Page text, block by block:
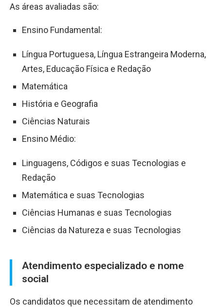
As áreas avaliadas são:
Ensino Fundamental:
Língua Portuguesa, Língua Estrangeira Moderna,
Artes, Educação Física e Redação
Matemática
História e Geografia
Ciências Naturais
Ensino Médio:
Linguagens, Códigos e suas Tecnologias e
Redação
Matemática e suas Tecnologias
Ciências Humanas e suas Tecnologias
Ciências da Natureza e suas Tecnologias
Atendimento especializado e nome
social
Os candidatos que necessitam de atendimento